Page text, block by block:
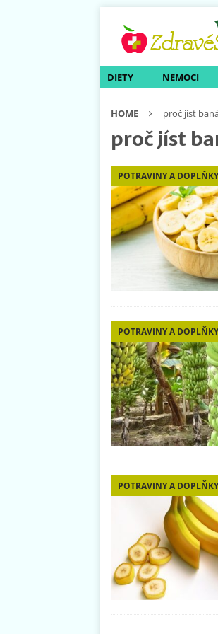
DIETY NEMOCI
HOME proč jíst
proč jíst
POTRAVINY A DOPLŇKY
POTRAVINY A DOPLŇKY
POTRAVINY A DOPLŇKY